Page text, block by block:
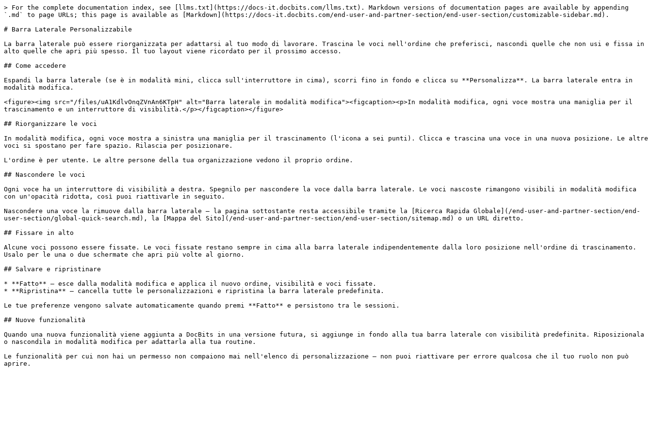
> For the complete documentation index, see [llms.txt](https://docs-it.docbits.com/llms.txt). Markdown versions of documentation pages are available by appending
`.md` to page URLs; this page is available as [Markdown](https://docs-it.docbits.com/end-user-and-partner-section/end-user-section/customizable-sidebar.md).
# Barra Laterale Personalizzabile
La barra laterale può essere riorganizzata per adattarsi al tuo modo di lavorare. Trascina le voci nell'ordine che preferisci, nascondi quelle che non usi e fissa in
alto quelle che apri più spesso. Il tuo layout viene ricordato per il prossimo accesso.
## Come accedere
Espandi la barra laterale (se è in modalità mini, clicca sull'interruttore in cima), scorri fino in fondo e clicca su **Personalizza**. La barra laterale entra in
modalità modifica.
<figure><img src="/files/uA1KdlvOnqZVnAn6KTpH" alt="Barra laterale in modalità modifica"><figcaption><p>In modalità modifica, ogni voce mostra una maniglia per il
trascinamento e un interruttore di visibilità.</p></figcaption></figure>
## Riorganizzare le voci
In modalità modifica, ogni voce mostra a sinistra una maniglia per il trascinamento (l'icona a sei punti). Clicca e trascina una voce in una nuova posizione. Le altre
voci si spostano per fare spazio. Rilascia per posizionare.
L'ordine è per utente. Le altre persone della tua organizzazione vedono il proprio ordine.
## Nascondere le voci
Ogni voce ha un interruttore di visibilità a destra. Spegnilo per nascondere la voce dalla barra laterale. Le voci nascoste rimangono visibili in modalità modifica
con un'opacità ridotta, così puoi riattivarle in seguito.
Nascondere una voce la rimuove dalla barra laterale — la pagina sottostante resta accessibile tramite la [Ricerca Rapida Globale](/end-user-and-partner-section/end-
user-section/global-quick-search.md), la [Mappa del Sito](/end-user-and-partner-section/end-user-section/sitemap.md) o un URL diretto.
## Fissare in alto
Alcune voci possono essere fissate. Le voci fissate restano sempre in cima alla barra laterale indipendentemente dalla loro posizione nell'ordine di trascinamento.
Usalo per le una o due schermate che apri più volte al giorno.
## Salvare e ripristinare
* **Fatto** — esce dalla modalità modifica e applica il nuovo ordine, visibilità e voci fissate.
* **Ripristina** — cancella tutte le personalizzazioni e ripristina la barra laterale predefinita.
Le tue preferenze vengono salvate automaticamente quando premi **Fatto** e persistono tra le sessioni.
## Nuove funzionalità
Quando una nuova funzionalità viene aggiunta a DocBits in una versione futura, si aggiunge in fondo alla tua barra laterale con visibilità predefinita. Riposizionala
o nascondila in modalità modifica per adattarla alla tua routine.
Le funzionalità per cui non hai un permesso non compaiono mai nell'elenco di personalizzazione — non puoi riattivare per errore qualcosa che il tuo ruolo non può